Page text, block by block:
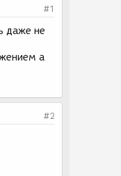
#1
даже не
а
#2